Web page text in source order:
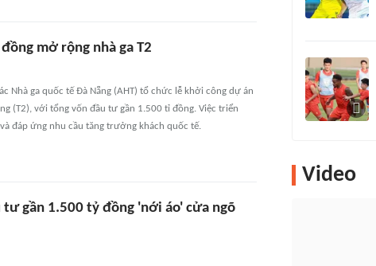
mở rộng nhà ga T2
Nhà ga quốc tế Đà Nẵng (AHT) tổ chức lễ khởi công dự án
(T2), với tổng vốn đầu tư gần 1.500 tỉ đồng. Việc triển
đáp ứng nhu cầu tăng trưởng khách quốc tế.
tư gần 1.500 tỷ đồng 'nới áo' cửa ngõ
Video